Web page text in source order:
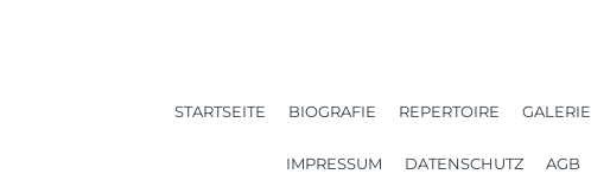
STARTSEITE BIOGRAFIE REPERTOIRE GALERIE
IMPRESSUM DATENSCHUTZ AGB